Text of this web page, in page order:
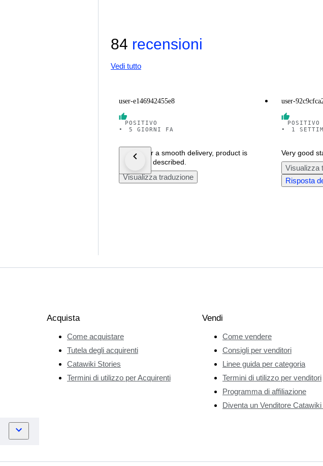
84 recensioni
Vedi tutto
user-e146942455e8
POSITIVO
•
5 GIORNI FA
Thanks for a smooth delivery, product is
exactly as described.
Visualizza traduzione
user-
POSITIVO
•
1
Very good
Visualizza
Risposta
Acquista
Come acquistare
Tutela degli acquirenti
Catawiki Stories
Termini di utilizzo per Acquirenti
Vendi
Come vendere
Consigli per venditori
Linee guida per categoria
Termini di utilizzo per venditori
Programma di affiliazione
Diventa un Venditore